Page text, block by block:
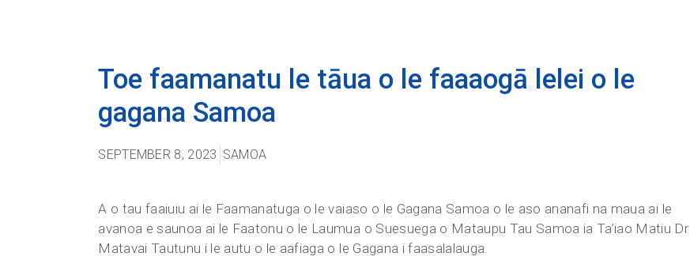
Toe faamanatu le tāua o le faaaogā lelei o le
gagana Samoa
SEPTEMBER 8, 2023 SAMOA
A o tau faaiuiu ai le Faamanatuga o le vaiaso o le Gagana Samoa o le aso ananafi na maua ai le
avanoa e saunoa ai le Faatonu o le Laumua o Suesuega o Mataupu Tau Samoa ia Ta’iao Matiu Dr
Matavai Tautunu i le autu o le aafiaga o le Gagana i faasalalauga.